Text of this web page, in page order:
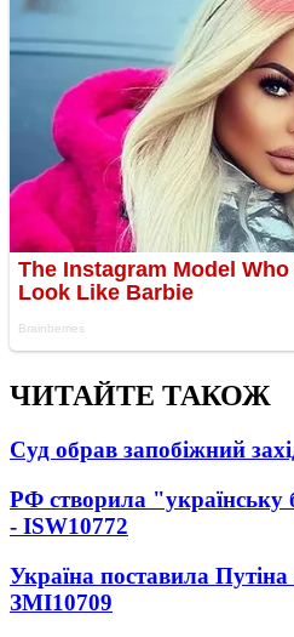
ЧИТАЙТЕ ТАКОЖ
Суд обрав запобіжний
РФ створила "українську
- ISW10772
Україна поставила
ЗМІ10709